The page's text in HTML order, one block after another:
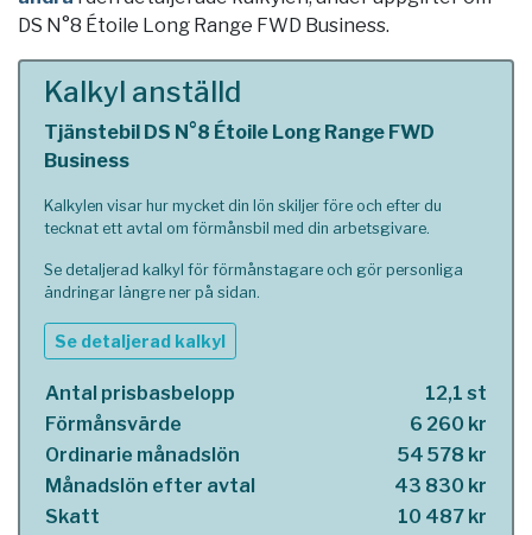
DS N°8 Étoile Long Range FWD Business.
Kalkyl anställd
Tjänstebil DS N°8 Étoile Long Range FWD
Business
Kalkylen visar hur mycket din lön skiljer före och efter du
tecknat ett avtal om förmånsbil med din arbetsgivare.
Se detaljerad kalkyl för förmånstagare och gör personliga
ändringar längre ner på sidan.
Se detaljerad kalkyl
Antal prisbasbelopp
12,1 st
Förmånsvärde
6 260 kr
Ordinarie månadslön
54 578 kr
Månadslön efter avtal
43 830 kr
Skatt
10 487 kr